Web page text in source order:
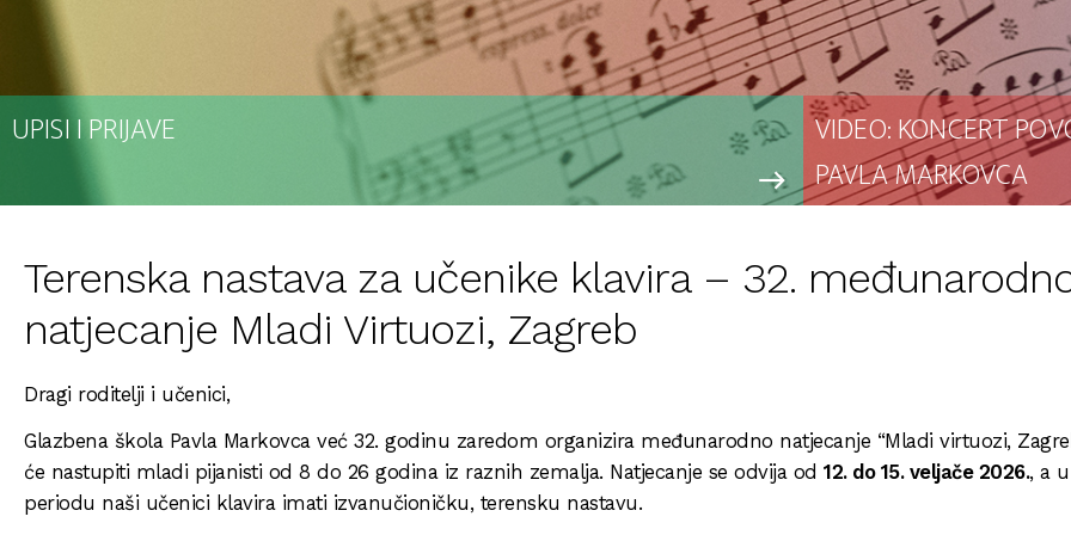
UPISI I PRIJAVE
east
VIDEO: KONCERT
PAVLA MARKOVCA
Terenska nastava za učenike klavira – 32.
natjecanje Mladi Virtuozi, Zagreb
Dragi roditelji i učenici,
Glazbena škola Pavla Markovca već 32. godinu zaredom organizira međunarodno natjecanje “Mladi virtuozi,
će nastupiti mladi pijanisti od 8 do 26 godina iz raznih zemalja. Natjecanje se odvija od 12. do 15. veljače 2026., a
periodu naši učenici klavira imati izvanučioničku, terensku nastavu.